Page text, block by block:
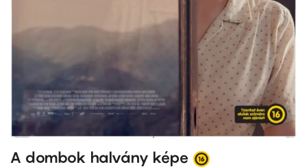
A dombok halvány képe